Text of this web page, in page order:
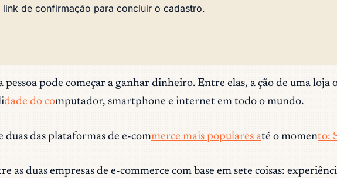
de confirmação para concluir o cadastro.
pessoa pode começar a ganhar dinheiro. Entre elas, a ção de uma
dade do computador, smartphone e internet em todo o mundo.
das plataformas de e-commerce mais populares até o momento:
as duas empresas de e-commerce com base em sete coisas: